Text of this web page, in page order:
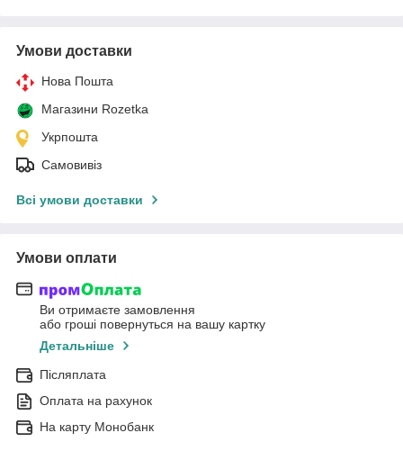
Умови доставки
Нова Пошта
Магазини Rozetka
Укрпошта
Самовивіз
Всі умови доставки
Умови оплати
Ви отримаєте замовлення
або гроші повернуться на вашу картку
Детальніше
Післяплата
Оплата на рахунок
На карту Монобанк